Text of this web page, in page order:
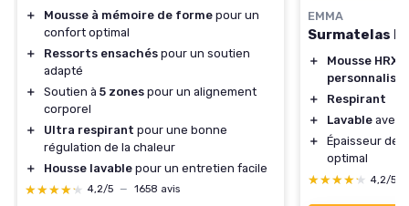
＋ Mousse à mémoire de forme pour un
confort optimal
＋
Ressorts ensachés pour un soutien
adapté
＋
Soutien à 5 zones pour un alignement
corporel
＋
Ultra respirant pour une bonne
régulation de la chaleur
＋
Housse lavable pour un entretien facile
★★★★★
★★★★★ 4,2/5 — 1658 avis
EMMA
Surmatelas
＋ Mousse HRX
personnalisé
＋
Respirant
＋
Lavable avec
＋
Épaisseur de
optimal
★★★★★
★★★★★ 4,2/5